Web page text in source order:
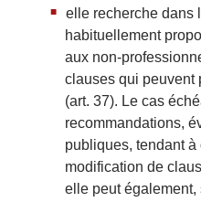
elle recherche dans
habituellement
aux non-
clauses qui peuvent
(art. 37). Le cas
recommandations,
publiques, tendant
modification de
elle peut également,